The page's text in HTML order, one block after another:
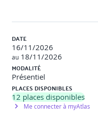
Modules complets
Connaitre la hiérarchie
Maîtriser les états et la
Composant option api
Les différences avec
DATE
16/11/2026
au 18/11/2026
MODALITÉ
Présentiel
PLACES DISPONIBLES
12 places disponibles
Me connecter à myAtlas